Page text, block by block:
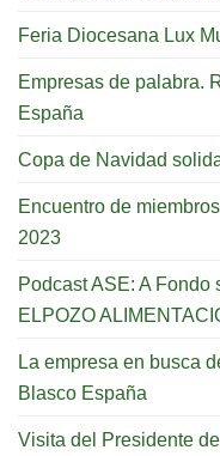
Feria Diocesana Lux
Empresas de palabra.
España
Copa de Navidad
Encuentro de
2023
Podcast ASE: A Fondo
ELPOZO
La empresa en busca
Blasco España
Visita del Presidente